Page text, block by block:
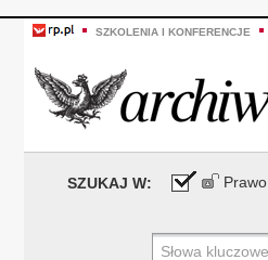
SZKOLENIA I KONFERENCJE
SZUKAJ W: Prawo